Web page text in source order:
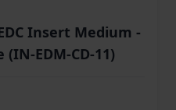
Insert Medium -
EDM-CD-11)